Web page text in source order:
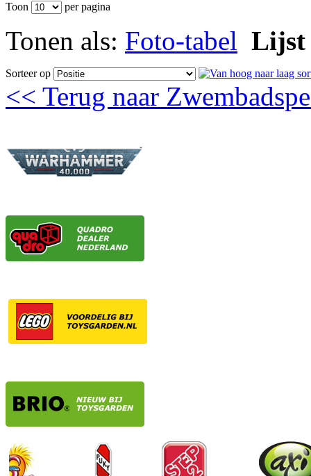
Toon per pagina
Tonen als: Foto-tabel Lijst
Sorteer op
<< Terug naar